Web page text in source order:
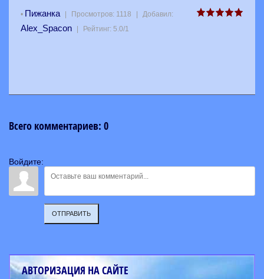
• Пижанка Просмотров: 1118 Добавил:
Alex_Spacon Рейтинг: 5.0/1
Всего комментариев: 0
Войдите:
ОТПРАВИТЬ
АВТОРИЗАЦИЯ НА САЙТЕ